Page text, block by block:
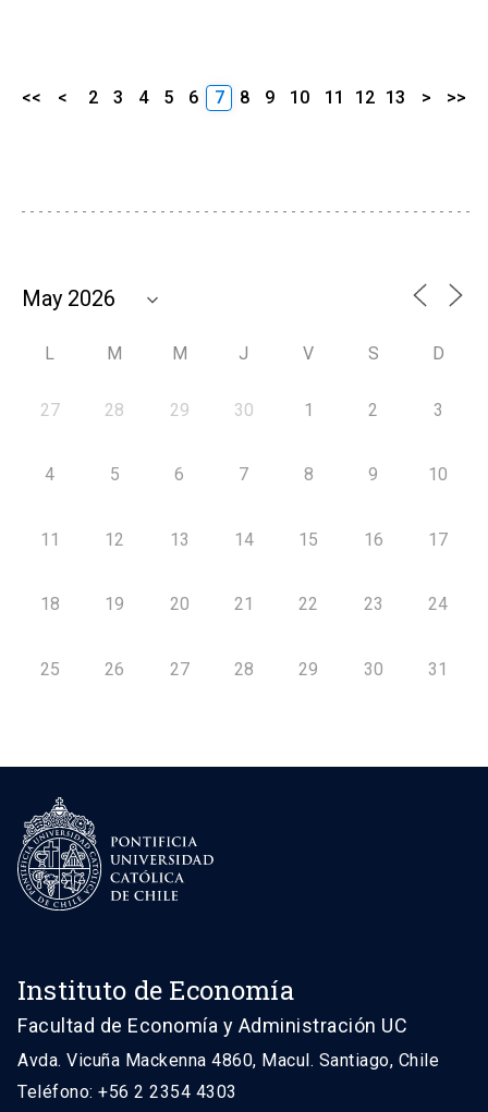
<< < 2 3 4 5 6 7 8 9 10 11 12 13 > >>
L M M J V S D
27 28 29 30 1 2 3
4 5 6 7 8 9 10
11 12 13 14 15 16 17
18 19 20 21 22 23 24
25 26 27 28 29 30 31
Instituto de Economía
Facultad de Economía y Administración UC
Avda. Vicuña Mackenna 4860, Macul. Santiago, Chile
Teléfono: +56 2 2354 4303